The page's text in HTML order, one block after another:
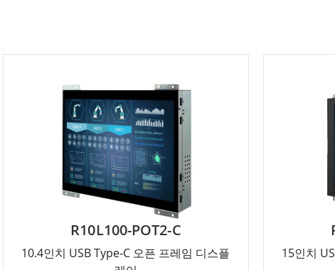
R10L100-POT2-C
10.4인치 USB Type-C 오픈 프레임 디스플
15인치